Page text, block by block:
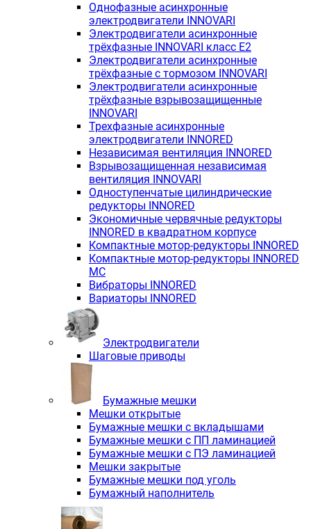
Однофазные асинхронные
электродвигатели INNOVARI
Электродвигатели асинхронные
трёхфазные INNOVARI класс E2
Электродвигатели асинхронные
трёхфазные с тормозом INNOVARI
Электродвигатели асинхронные
трёхфазные взрывозащищенные
INNOVARI
Трехфазные асинхронные
электродвигатели INNORED
Независимая вентиляция INNORED
Взрывозащищенная независимая
вентиляция INNOVARI
Одноступенчатые цилиндрические
редукторы INNORED
Экономичные червячные редукторы
INNORED в квадратном корпусе
Компактные мотор-редукторы INNORED
Компактные мотор-редукторы INNORED
MC
Вибраторы INNORED
Вариаторы INNORED
Электродвигатели
Шаговые приводы
Бумажные мешки
Мешки открытые
Бумажные мешки с вкладышами
Бумажные мешки с ПП ламинацией
Бумажные мешки с ПЭ ламинацией
Мешки закрытые
Бумажные мешки под уголь
Бумажный наполнитель